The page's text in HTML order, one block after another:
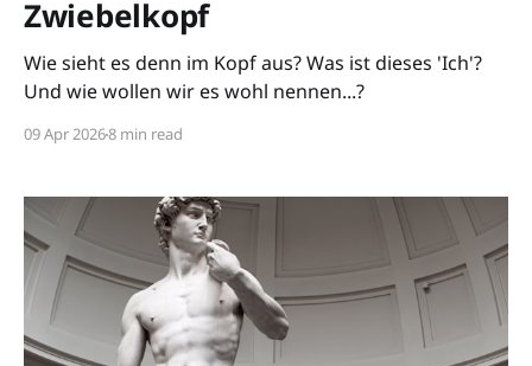
Zwiebelkopf
Wie sieht es denn im Kopf aus? Was ist dieses 'Ich'?
Und wie wollen wir es wohl nennen...?
09 Apr 20268 min read